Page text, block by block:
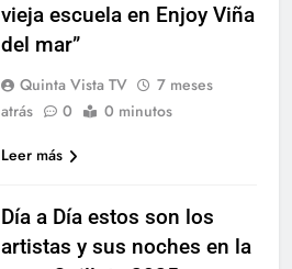
vieja escuela en Enjoy Viña
del mar”
Quinta Vista TV
7 meses
atrás
0
0 minutos
Leer más
Día a Día estos son los
artistas y sus noches en la